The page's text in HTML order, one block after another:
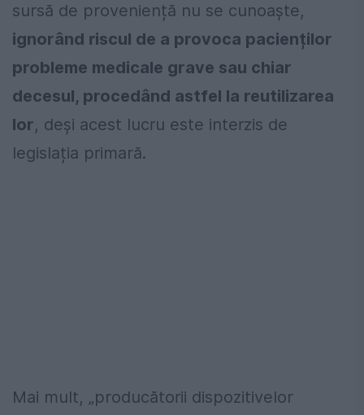
sursă de proveniență nu se cunoaște,
ignorând riscul de a provoca pacienților
probleme medicale grave sau chiar
decesul, procedând astfel la reutilizarea
lor, deși acest lucru este interzis de
legislația primară.
Mai mult, „producătorii dispozitivelor